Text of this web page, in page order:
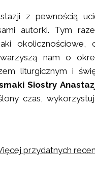
z pewnością
autorki. Tym
okolicznościowe,
nam o
liturgicznym i
Siostry
czas,
przydatnych